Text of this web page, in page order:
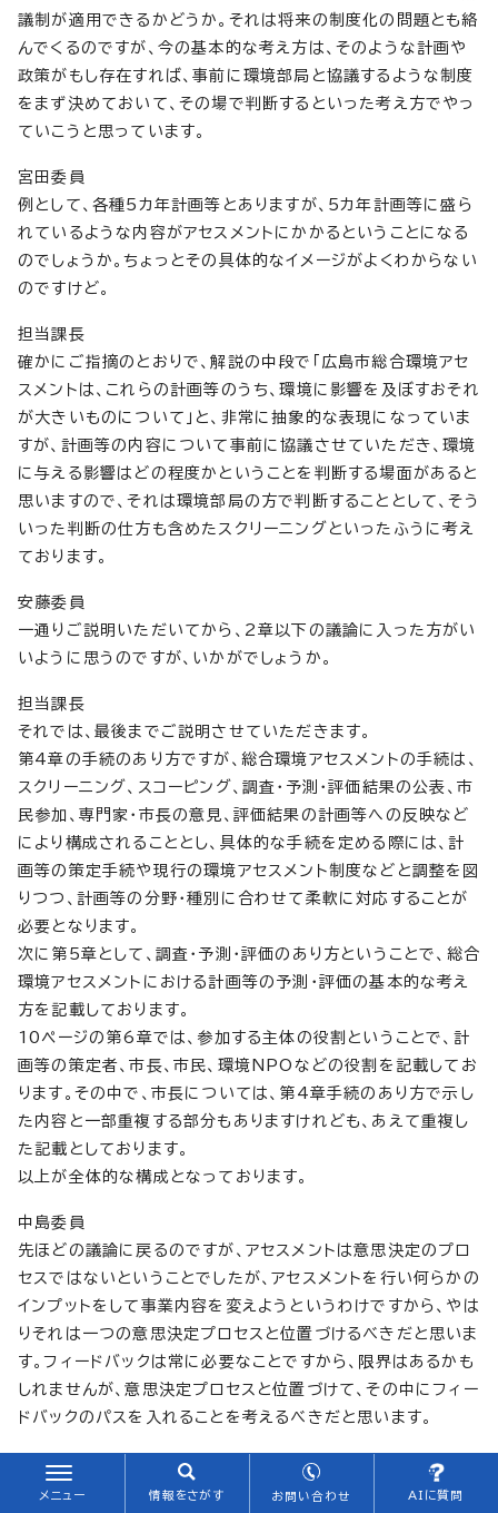
議制が適用できるかどうか。それは将来の制度化の問題とも絡
んでくるのですが、今の基本的な考え方は、そのような計画や
政策がもし存在すれば、事前に環境部局と協議するような制度
をまず決めておいて、その場で判断するといった考え方でやっ
ていこうと思っています。
宮田委員
例として、各種5カ年計画等とありますが、5カ年計画等に盛ら
れているような内容がアセスメントにかかるということになる
のでしょうか。ちょっとその具体的なイメージがよくわからない
のですけど。
担当課長
確かにご指摘のとおりで、解説の中段で「広島市総合環境アセ
スメントは、これらの計画等のうち、環境に影響を及ぼすおそれ
が大きいものについて」と、非常に抽象的な表現になっていま
すが、計画等の内容について事前に協議させていただき、環境
に与える影響はどの程度かということを判断する場面があると
思いますので、それは環境部局の方で判断することとして、そう
いった判断の仕方も含めたスクリーニングといったふうに考え
ております。
安藤委員
一通りご説明いただいてから、2章以下の議論に入った方がい
いように思うのですが、いかがでしょうか。
担当課長
それでは、最後までご説明させていただきます。
第4章の手続のあり方ですが、総合環境アセスメントの手続は、
スクリーニング、スコーピング、調査・予測・評価結果の公表、市
民参加、専門家・市長の意見、評価結果の計画等への反映など
により構成されることとし、具体的な手続を定める際には、計
画等の策定手続や現行の環境アセスメント制度などと調整を図
りつつ、計画等の分野・種別に合わせて柔軟に対応することが
必要となります。
次に第5章として、調査・予測・評価のあり方ということで、総合
環境アセスメントにおける計画等の予測・評価の基本的な考え
方を記載しております。
10ページの第6章では、参加する主体の役割ということで、計
画等の策定者、市長、市民、環境NPOなどの役割を記載してお
ります。その中で、市長については、第4章手続のあり方で示し
た内容と一部重複する部分もありますけれども、あえて重複し
た記載としております。
以上が全体的な構成となっております。
中島委員
先ほどの議論に戻るのですが、アセスメントは意思決定のプロ
セスではないということでしたが、アセスメントを行い何らかの
インプットをして事業内容を変えようというわけですから、やは
りそれは一つの意思決定プロセスと位置づけるべきだと思いま
す。フィードバックは常に必要なことですから、限界はあるかも
しれませんが、意思決定プロセスと位置づけて、その中にフィー
ドバックのパスを入れることを考えるべきだと思います。
副会長
私は4ページの図3に問題が集約されていると思います。図3
メニュー 情報をさがす お問い合わせ AIに質問